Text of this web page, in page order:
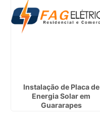
Instalação de Placa de
Energia Solar em
Guararapes